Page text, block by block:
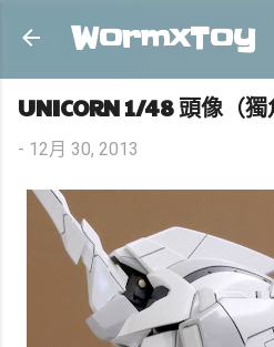
跳到主要
WormxToy
UNICORN 1/48 頭像（獨
- 12月 30, 2013